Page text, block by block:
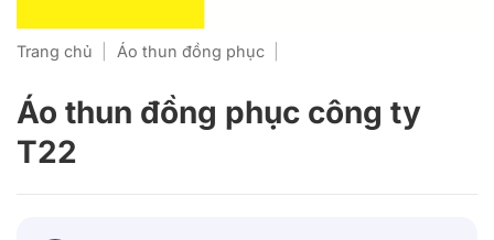
Trang chủ Áo thun đồng phục
Áo thun đồng phục công ty
T22